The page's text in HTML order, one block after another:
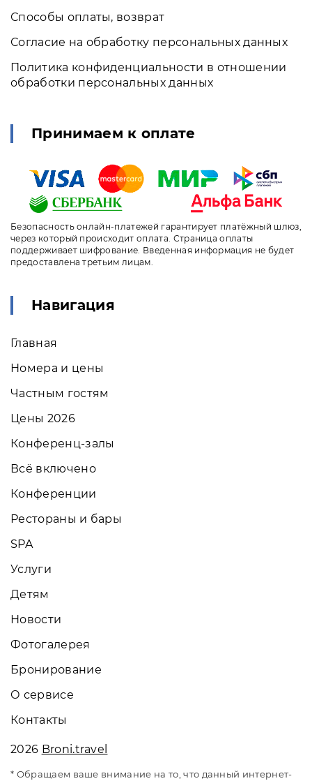
Способы оплаты, возврат
Согласие на обработку персональных данных
Политика конфиденциальности в отношении
обработки персональных данных
Принимаем к оплате
Безопасность онлайн-платежей гарантирует платёжный шлюз,
через который происходит оплата. Страница оплаты
поддерживает шифрование. Введенная информация не будет
предоставлена третьим лицам.
Навигация
Главная
Номера и цены
Частным гостям
Цены 2026
Конференц-залы
Всё включено
Конференции
Рестораны и бары
SPA
Услуги
Детям
Новости
Фотогалерея
Бронирование
О сервисе
Контакты
2026 Broni.travel
* Обращаем ваше внимание на то, что данный интернет-